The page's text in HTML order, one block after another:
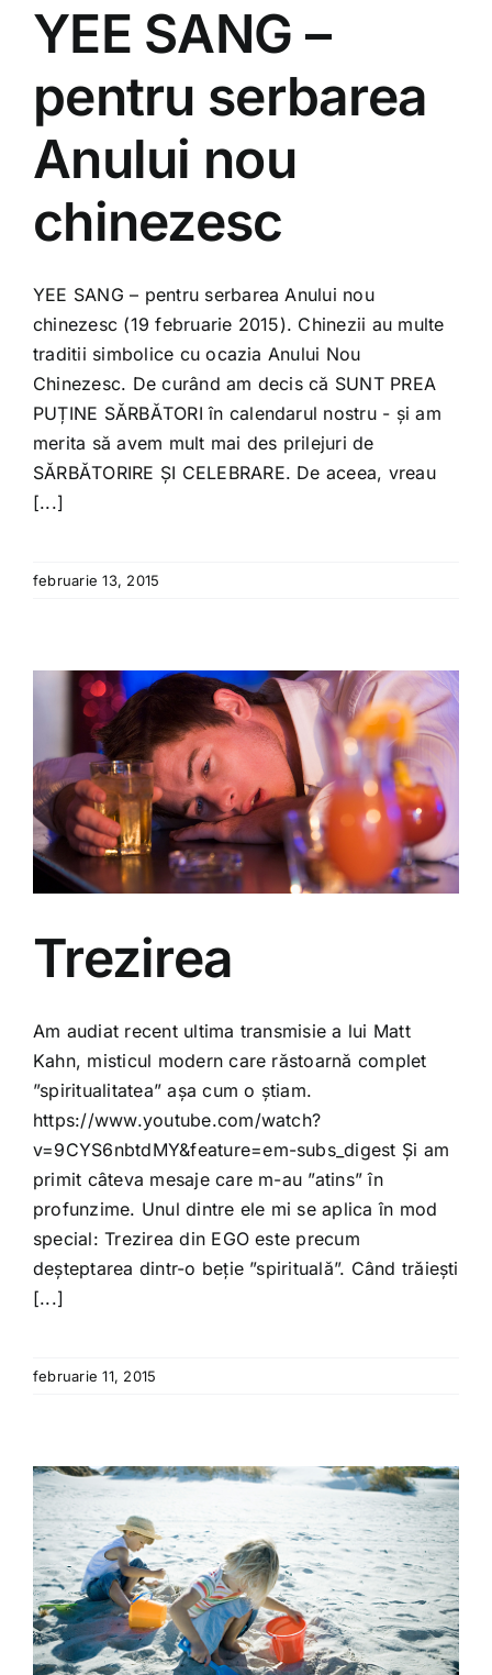
YEE SANG –
pentru serbarea
Anului nou
chinezesc
YEE SANG – pentru serbarea Anului nou
chinezesc (19 februarie 2015). Chinezii au multe
traditii simbolice cu ocazia Anului Nou
Chinezesc. De curând am decis că SUNT PREA
PUȚINE SĂRBĂTORI în calendarul nostru - și am
merita să avem mult mai des prilejuri de
SĂRBĂTORIRE ȘI CELEBRARE. De aceea, vreau
[...]
februarie 13, 2015
Trezirea
Am audiat recent ultima transmisie a lui Matt
Kahn, misticul modern care răstoarnă complet
”spiritualitatea” așa cum o știam.
https://www.youtube.com/watch?
v=9CYS6nbtdMY&feature=em-subs_digest Și am
primit câteva mesaje care m-au ”atins” în
profunzime. Unul dintre ele mi se aplica în mod
special: Trezirea din EGO este precum
deșteptarea dintr-o beție ”spirituală”. Când trăiești
[...]
februarie 11, 2015